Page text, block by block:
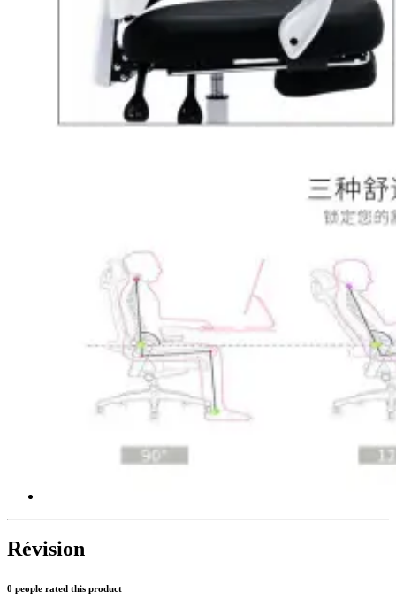
Révision
0 people rated this product